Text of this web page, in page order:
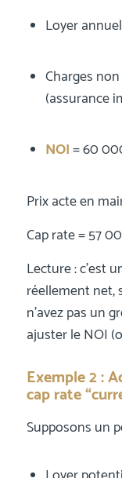
Loyer
Charges
(assurance
NOI= 60
Prix acte en
Cap rate = 57
Lecture : c’est
réellement net,
n’avez pas un
ajuster le NOI
Exemple 2 :
cap rate
Supposons un